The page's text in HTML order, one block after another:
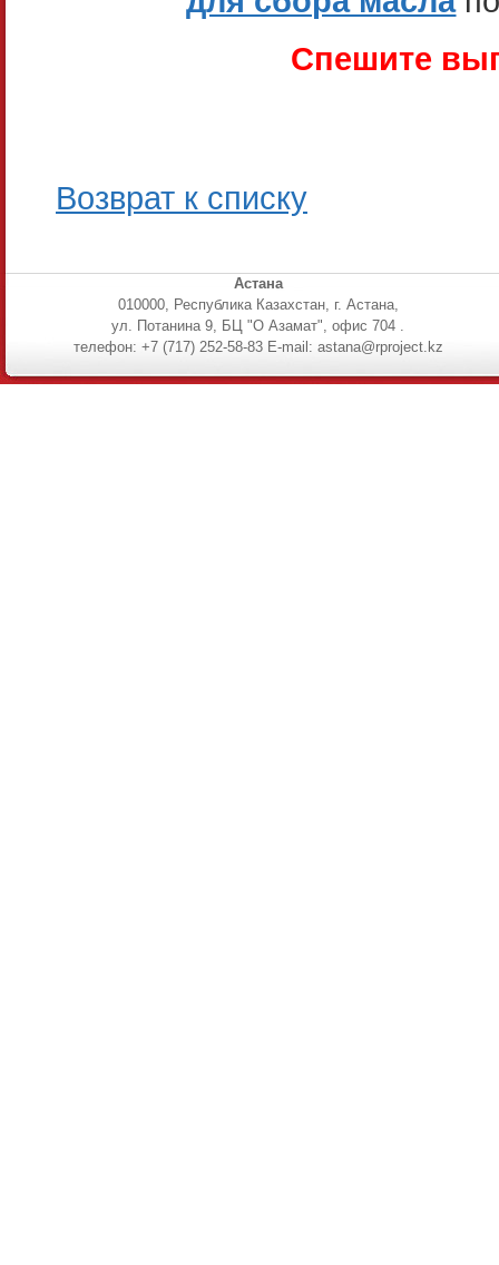
Спешите
Возврат к списку
Астана
010000, Республика Казахстан, г. Астана,
ул. Потанина 9, БЦ "О Азамат", офис 704 .
телефон: +7 (717) 252-58-83 E-mail: astana@rproject.kz